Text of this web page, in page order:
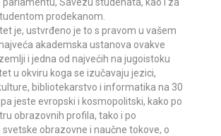
prodekanom.
je, ustvrđeno je to s pravom u vašem
akademska ustanova ovakve
i jedna od najvećih na jugoistoku
u okviru koga se izučavaju jezici,
bibliotekarstvo i informatika na 30
jeste evropski i kosmopolitski, kako po
obrazovnih profila, tako i po
obrazovne i naučne tokove, o